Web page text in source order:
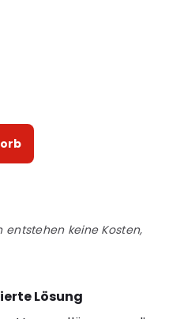
entstehen keine Kosten,
Lösung